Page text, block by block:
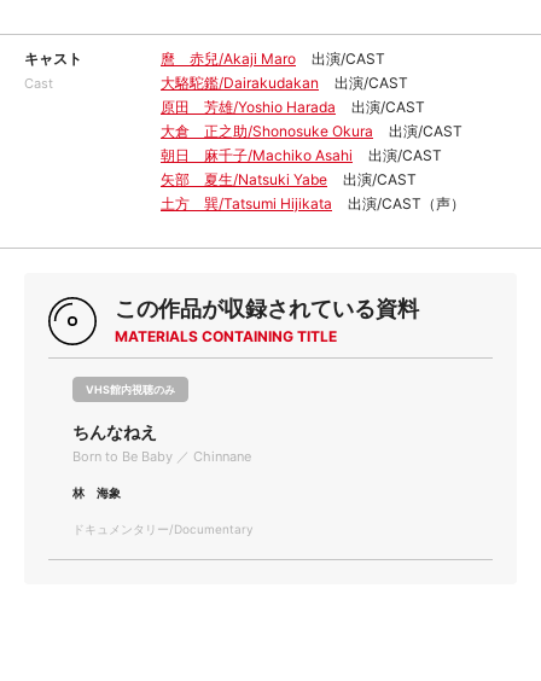
キャスト
Cast
麿 赤兒/Akaji Maro
出演/CAST
大駱駝鑑/Dairakudakan
出演/CAST
原田 芳雄/Yoshio Harada
出演/CAST
大倉 正之助/Shonosuke Okura
出演/CAST
朝日 麻千子/Machiko Asahi
出演/CAST
矢部 夏生/Natsuki Yabe
出演/CAST
土方 巽/Tatsumi Hijikata
出演/CAST（声）
この作品が収録されている資料
MATERIALS CONTAINING TITLE
VHS館内視聴のみ
ちんなねえ
Born to Be Baby ／ Chinnane
林 海象
ドキュメンタリー/Documentary